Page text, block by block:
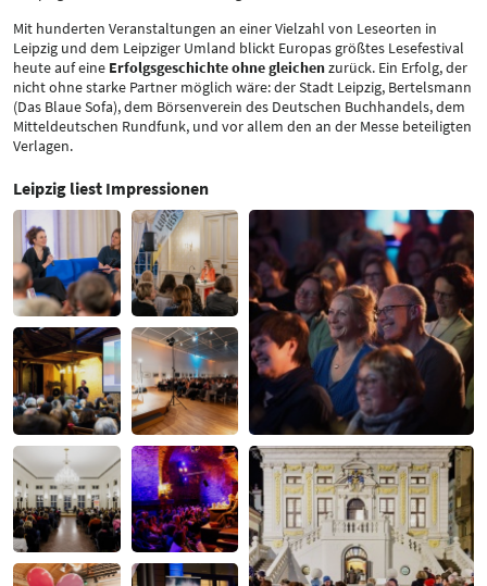
Mit hunderten Veranstaltungen an einer Vielzahl von Leseorten in
Leipzig und dem Leipziger Umland blickt Europas größtes Lesefestival
heute auf eine Erfolgsgeschichte ohne gleichenzurück. Ein Erfolg, der
nicht ohne starke Partner möglich wäre: der Stadt Leipzig, Bertelsmann
(Das Blaue Sofa), dem Börsenverein des Deutschen Buchhandels, dem
Mitteldeutschen Rundfunk, und vor allem den an der Messe beteiligten
Verlagen.
Leipzig liest Impressionen